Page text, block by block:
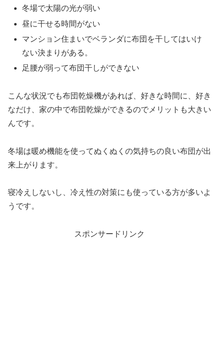
冬場で太陽の光が弱い
昼に干せる時間がない
マンション住まいでベランダに布団を干してはいけ
ない決まりがある。
足腰が弱って布団干しができない
こんな状況でも布団乾燥機があれば、好きな時間に、好き
なだけ、家の中で布団乾燥ができるのでメリットも大きい
んです。
冬場は暖め機能を使ってぬくぬくの気持ちの良い布団が出
来上がります。
寝冷えしないし、冷え性の対策にも使っている方が多いよ
うです。
スポンサードリンク